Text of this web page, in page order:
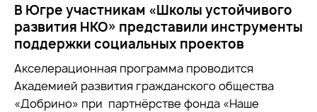
В Югре участникам «Школы устойчивого
развития НКО» представили инструменты
поддержки социальных проектов
Акселерационная программа проводится
Академией развития гражданского общества
«Добрино» при партнёрстве фонда «Наше